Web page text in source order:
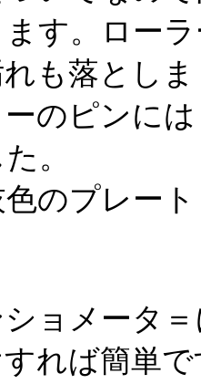
す。ロー
も落とし
のピンに
。
のプレー
ョメータ
れば簡単で